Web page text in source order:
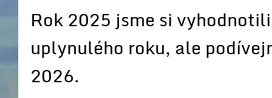
Rok 2025 jsme si
uplynulého roku, ale
2026.